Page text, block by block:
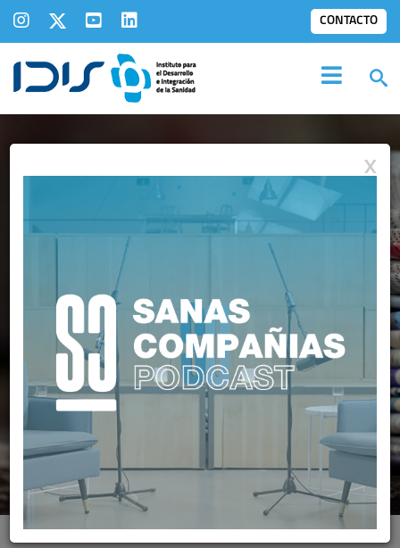
CONTACTO
IDIS EN LOSMEDIOS
X